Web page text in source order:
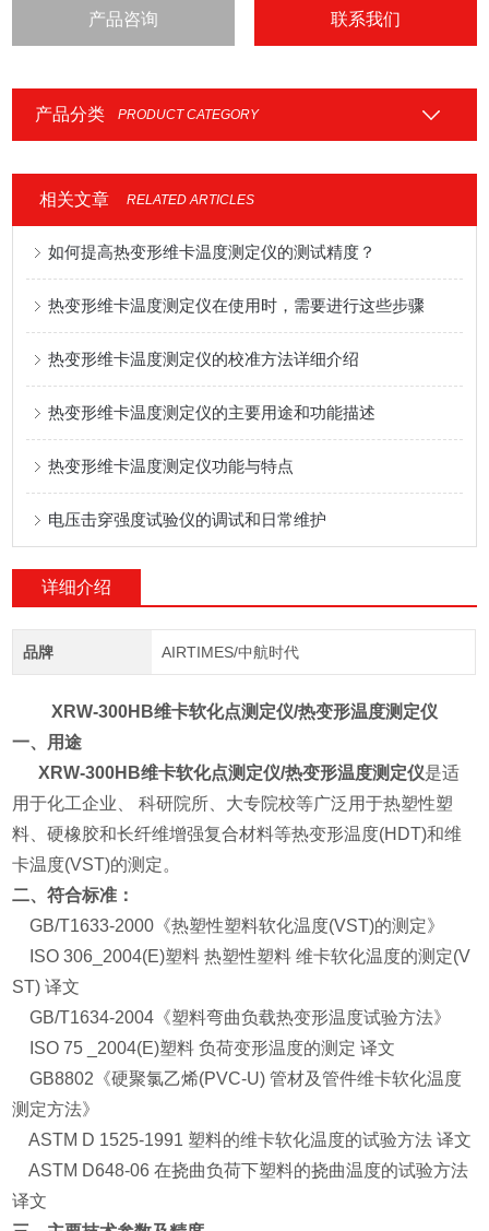
产品咨询 联系我们
产品分类 PRODUCT CATEGORY
相关文章 RELATED ARTICLES
如何提高热变形维卡温度测定仪的测试精度？
热变形维卡温度测定仪在使用时，需要进行这些步骤
热变形维卡温度测定仪的校准方法详细介绍
热变形维卡温度测定仪的主要用途和功能描述
热变形维卡温度测定仪功能与特点
电压击穿强度试验仪的调试和日常维护
详细介绍
品牌 AIRTIMES/中航时代
XRW-300HB维卡软化点测定仪/热变形温度测定仪
一、用途
XRW-300HB维卡软化点测定仪/热变形温度测定仪是适
用于化工企业、 科研院所、大专院校等广泛用于热塑性塑
料、硬橡胶和长纤维增强复合材料等热变形温度(HDT)和维
卡温度(VST)的测定。
二、符合标准：
GB/T1633-2000《热塑性塑料软化温度(VST)的测定》
ISO 306_2004(E)塑料 热塑性塑料 维卡软化温度的测定(V
ST) 译文
GB/T1634-2004《塑料弯曲负载热变形温度试验方法》
ISO 75 _2004(E)塑料 负荷变形温度的测定 译文
GB8802《硬聚氯乙烯(PVC-U) 管材及管件维卡软化温度
测定方法》
ASTM D 1525-1991 塑料的维卡软化温度的试验方法 译文
ASTM D648-06 在挠曲负荷下塑料的挠曲温度的试验方法
译文